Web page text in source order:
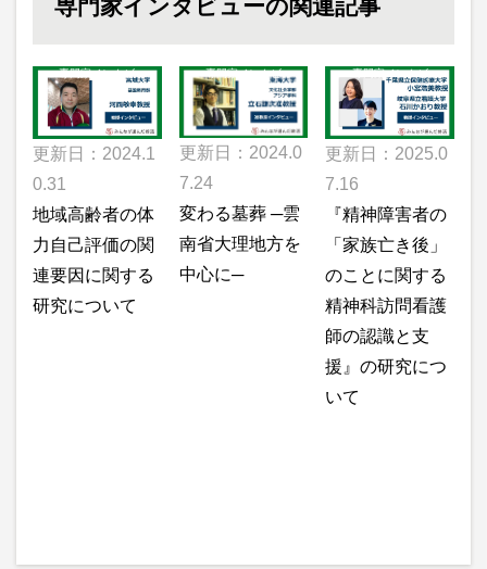
専門家インタビューの関連記事
専門家インタビュ
更新日：2024.1
0.31
地域高齢者の体
力自己評価の関
連要因に関する
研究について
専門家インタビュ
更新日：2024.0
7.24
変わる墓葬 ─雲
南省大理地方を
中心に─
専門家インタビュ
更新日：2025.0
7.16
『精神障害者の
「家族亡き後」
のことに関する
精神科訪問看護
師の認識と支
援』の研究につ
いて